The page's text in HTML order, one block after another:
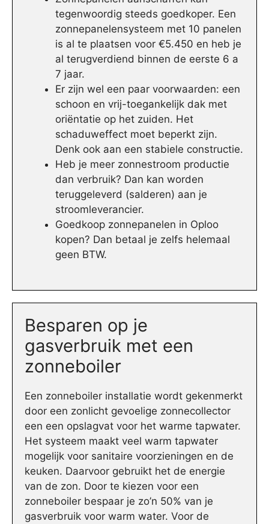
tegenwoordig steeds goedkoper. Een
zonnepanelensysteem met 10 panelen
is al te plaatsen voor €5.450 en heb je
al terugverdiend binnen de eerste 6 a
7 jaar.
Er zijn wel een paar voorwaarden: een
schoon en vrij-toegankelijk dak met
oriëntatie op het zuiden. Het
schaduweffect moet beperkt zijn.
Denk ook aan een stabiele constructie.
Heb je meer zonnestroom productie
dan verbruik? Dan kan worden
teruggeleverd (salderen) aan je
stroomleverancier.
Goedkoop zonnepanelen in Oploo
kopen? Dan betaal je zelfs helemaal
geen BTW.
Besparen op je
gasverbruik met een
zonneboiler
Een zonneboiler installatie wordt gekenmerkt
door een zonlicht gevoelige zonnecollector
een een opslagvat voor het warme tapwater.
Het systeem maakt veel warm tapwater
mogelijk voor sanitaire voorzieningen en de
keuken. Daarvoor gebruikt het de energie
van de zon. Door te kiezen voor een
zonneboiler bespaar je zo’n 50% van je
gasverbruik voor warm water. Voor de